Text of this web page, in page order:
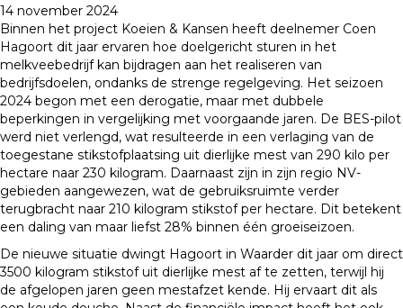
14 november 2024
Binnen het project Koeien & Kansen heeft deelnemer Coen
Hagoort dit jaar ervaren hoe doelgericht sturen in het
melkveebedrijf kan bijdragen aan het realiseren van
bedrijfsdoelen, ondanks de strenge regelgeving. Het seizoen
2024 begon met een derogatie, maar met dubbele
beperkingen in vergelijking met voorgaande jaren. De BES-pilot
werd niet verlengd, wat resulteerde in een verlaging van de
toegestane stikstofplaatsing uit dierlijke mest van 290 kilo per
hectare naar 230 kilogram. Daarnaast zijn in zijn regio NV-
gebieden aangewezen, wat de gebruiksruimte verder
terugbracht naar 210 kilogram stikstof per hectare. Dit betekent
een daling van maar liefst 28% binnen één groeiseizoen.
De nieuwe situatie dwingt Hagoort in Waarder dit jaar om direct
3500 kilogram stikstof uit dierlijke mest af te zetten, terwijl hij
de afgelopen jaren geen mestafzet kende. Hij ervaart dit als